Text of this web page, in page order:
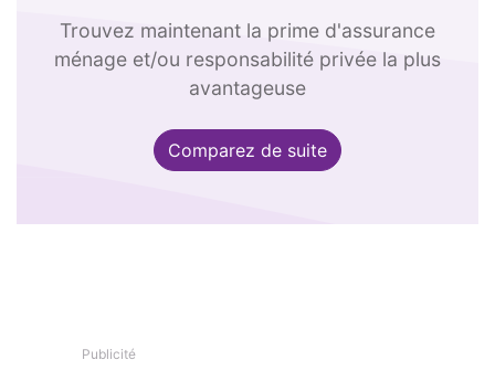
Trouvez maintenant la prime d'assurance
ménage et/ou responsabilité privée la plus
avantageuse
Comparez de suite
Publicité